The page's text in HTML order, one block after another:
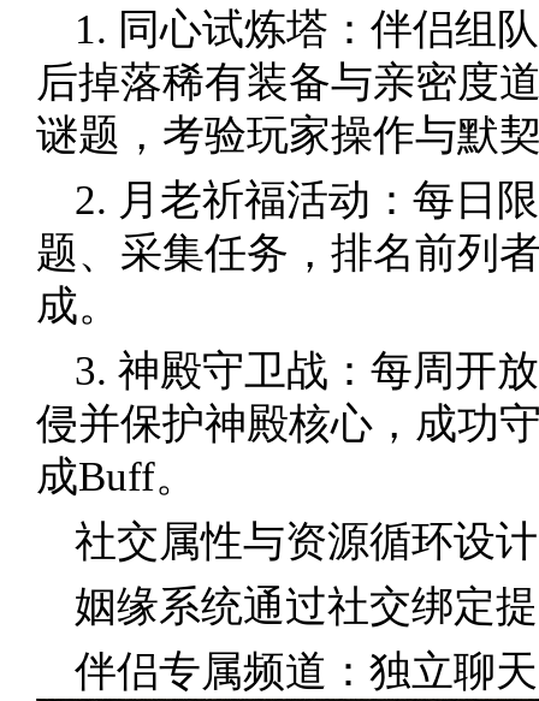
1. 同心试炼塔：伴侣组
后掉落稀有装备与亲密度
谜题，考验玩家操作与默
2. 月老祈福活动：每日
题、采集任务，排名前列
成。
3. 神殿守卫战：每周开
侵并保护神殿核心，成功
成Buff。
社交属性与资源循环设计
姻缘系统通过社交绑定
伴侣专属频道：独立聊